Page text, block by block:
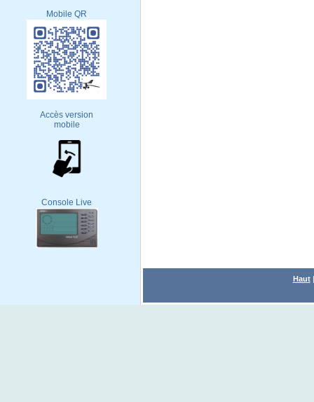
Mobile QR
Accès version
mobile
Console Live
Haut